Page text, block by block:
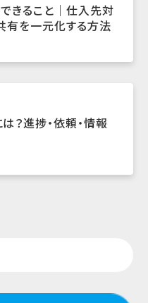
きること｜仕入先対
有を一元化する方法
？進捗・依頼・情報